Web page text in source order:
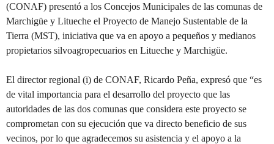
(CONAF) presentó a los Concejos Municipales de las comunas de
Marchigüe y Litueche el Proyecto de Manejo Sustentable de la
Tierra (MST), iniciativa que va en apoyo a pequeños y medianos
propietarios silvoagropecuarios en Litueche y Marchigüe.
El director regional (i) de CONAF, Ricardo Peña, expresó que “es
de vital importancia para el desarrollo del proyecto que las
autoridades de las dos comunas que considera este proyecto se
comprometan con su ejecución que va directo beneficio de sus
vecinos, por lo que agradecemos su asistencia y el apoyo a la